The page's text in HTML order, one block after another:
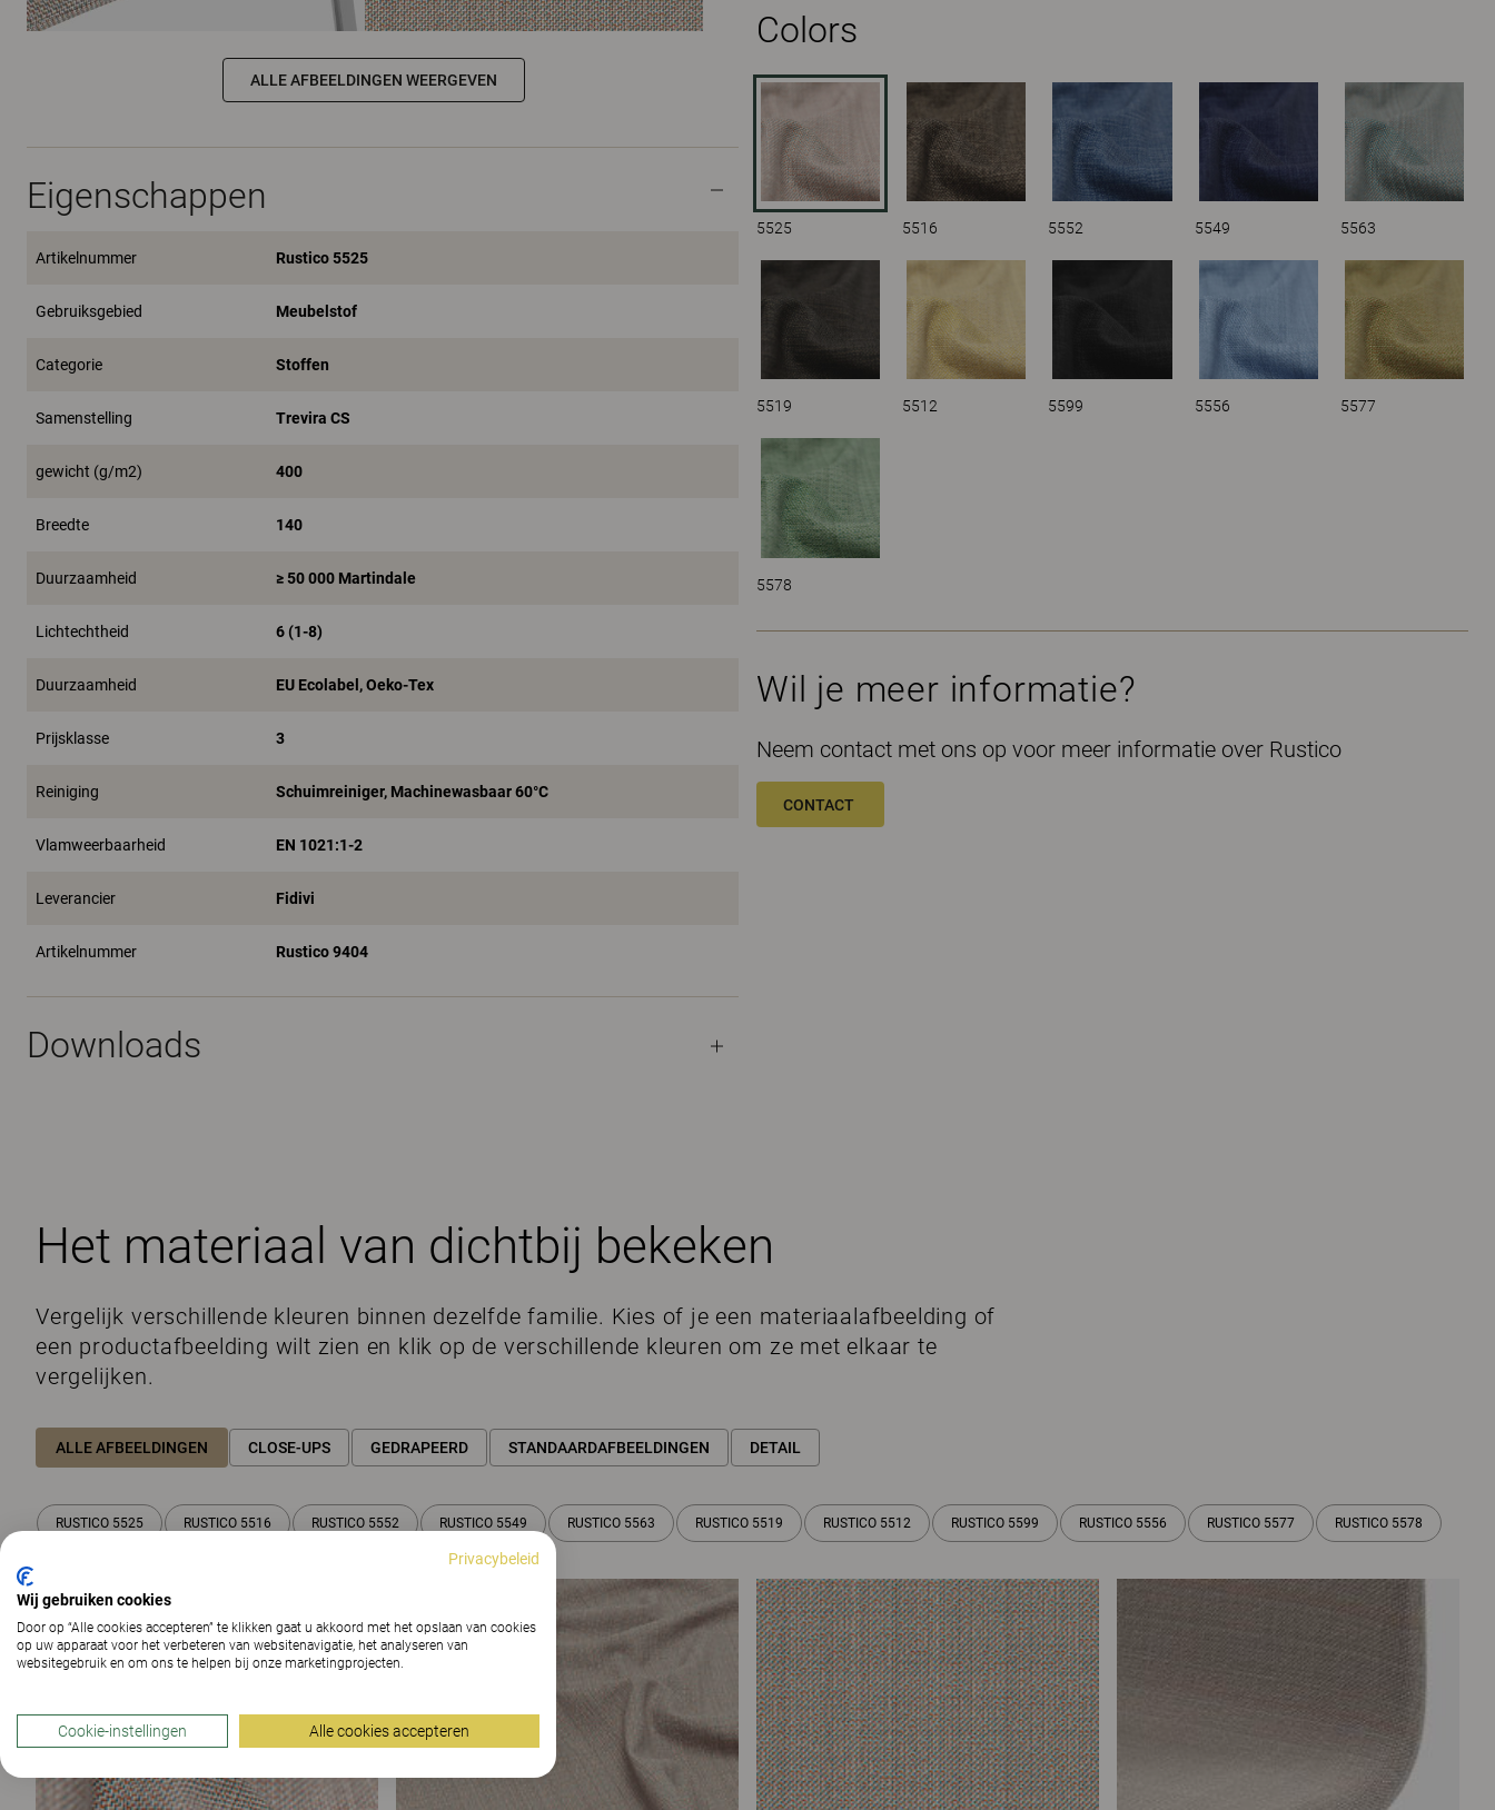
Colors
5525 5516 5552 5549 5563
5519 5512 5599 5556 5577
5578
Wil je meer informatie?
Neem contact met ons op voor meer informatie over Rustico
CONTACT
ALLE AFBEELDINGEN WEERGEVEN
Eigenschappen
Artikelnummer Rustico 5525
Gebruiksgebied Meubelstof
Categorie Stoffen
Samenstelling Trevira CS
gewicht (g/m2) 400
Breedte 140
Duurzaamheid ≥ 50 000 Martindale
Lichtechtheid 6 (1-8)
Duurzaamheid EU Ecolabel, Oeko-Tex
Prijsklasse 3
Reiniging Schuimreiniger, Machinewasbaar 60°C
Vlamweerbaarheid EN 1021:1-2
Leverancier Fidivi
Artikelnummer Rustico 9404
Downloads
Het materiaal van dichtbij bekeken
Vergelijk verschillende kleuren binnen dezelfde familie. Kies of je een materiaalafbeelding of
een productafbeelding wilt zien en klik op de verschillende kleuren om ze met elkaar te
vergelijken.
ALLE AFBEELDINGEN CLOSE-UPS GEDRAPEERD STANDAARDAFBEELDINGEN DETAIL
RUSTICO 5525 RUSTICO 5516 RUSTICO 5552 RUSTICO 5549 RUSTICO 5563 RUSTICO 5519 RUSTICO 5512 RUSTICO 5599 RUSTICO 5556 RUSTICO 5577 RUSTICO 5578
Privacybeleid
Wij gebruiken cookies
Door op “Alle cookies accepteren” te klikken gaat u akkoord met het opslaan van cookies
op uw apparaat voor het verbeteren van websitenavigatie, het analyseren van
websitegebruik en om ons te helpen bij onze marketingprojecten.
Cookie-instellingen Alle cookies accepteren